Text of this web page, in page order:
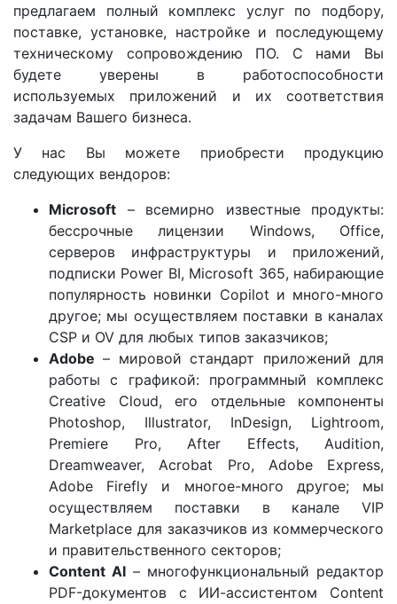
предлагаем полный комплекс услуг по подбору,
поставке, установке, настройке и последующему
техническому сопровождению ПО. С нами Вы
будете уверены в работоспособности
используемых приложений и их соответствия
задачам Вашего бизнеса.
У нас Вы можете приобрести продукцию
следующих вендоров:
Microsoft – всемирно известные продукты:
бессрочные лицензии Windows, Office,
серверов инфраструктуры и приложений,
подписки Power BI, Microsoft 365, набирающие
популярность новинки Copilot и много-много
другое; мы осуществляем поставки в каналах
CSP и OV для любых типов заказчиков;
Adobe – мировой стандарт приложений для
работы с графикой: программный комплекс
Creative Cloud, его отдельные компоненты
Photoshop, Illustrator, InDesign, Lightroom,
Premiere Pro, After Effects, Audition,
Dreamweaver, Acrobat Pro, Adobe Express,
Adobe Firefly и многое-много другое; мы
осуществляем поставки в канале VIP
Marketplace для заказчиков из коммерческого
и правительственного секторов;
Content AI – многофункциональный редактор
PDF-документов с ИИ-ассистентом Content